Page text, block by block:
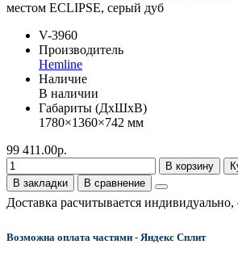
V-3960
Производитель
Hemline
Наличие
В наличии
Габариты (ДхШхВ)
1780×1360×742 мм
99 411.00р.
В корзину
В закладки
В сравнение
Доставка расчитывается индивидуально,
Возможна оплата частями - Яндекс Сплит